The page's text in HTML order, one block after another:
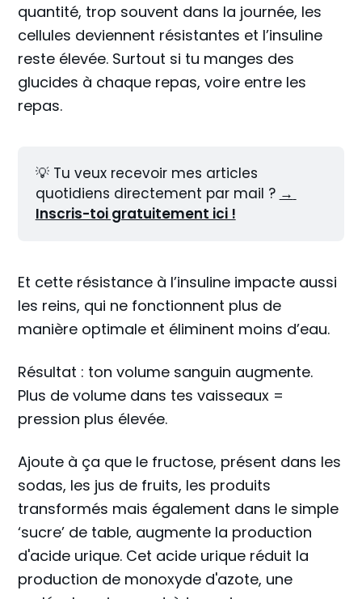
quantité, trop souvent dans la journée, les
cellules deviennent résistantes et l’insuline
reste élevée. Surtout si tu manges des
glucides à chaque repas, voire entre les
repas.
💡 Tu veux recevoir mes articles
quotidiens directement par mail ? →
Inscris-toi gratuitement ici !
Et cette résistance à l’insuline impacte aussi
les reins, qui ne fonctionnent plus de
manière optimale et éliminent moins d’eau.
Résultat : ton volume sanguin augmente.
Plus de volume dans tes vaisseaux =
pression plus élevée.
Ajoute à ça que le fructose, présent dans les
sodas, les jus de fruits, les produits
transformés mais également dans le simple
‘sucre’ de table, augmente la production
d'acide urique. Cet acide urique réduit la
production de monoxyde d'azote, une